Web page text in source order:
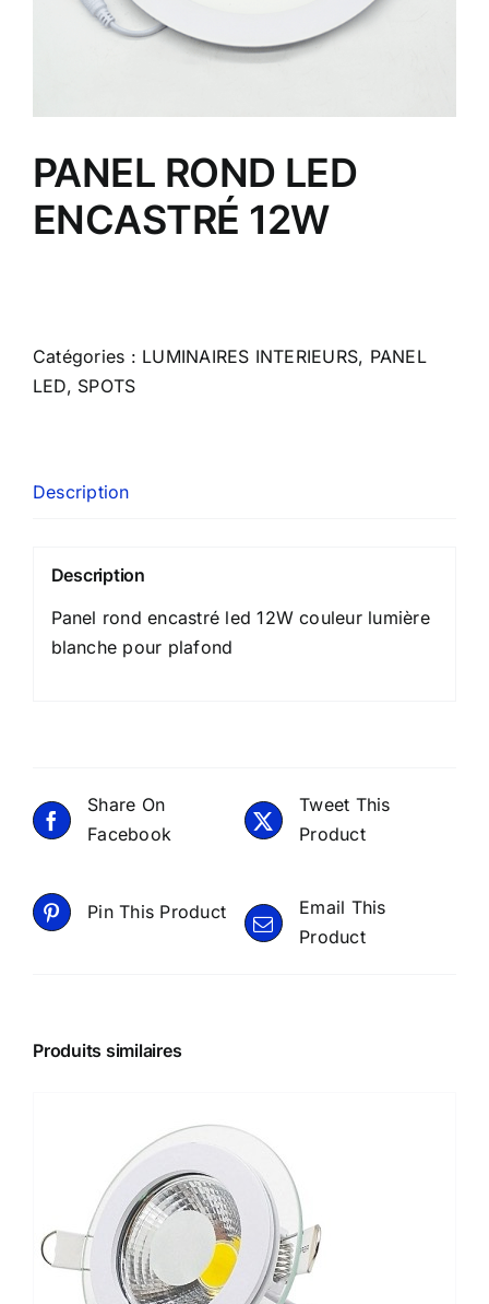
PANEL ROND LED
ENCASTRÉ 12W
Catégories : LUMINAIRES INTERIEURS, PANEL
LED, SPOTS
Description
Description
Panel rond encastré led 12W couleur lumière
blanche pour plafond
Share On
Facebook
Tweet This
Product
Pin This Product
Email This
Product
Produits similaires